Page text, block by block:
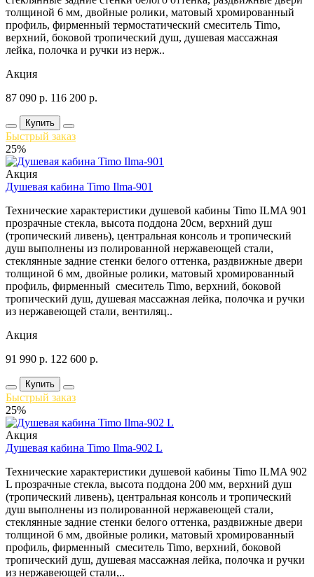
толщиной 6 мм, двойные ролики, матовый хромированный
профиль, фирменный термостатический смеситель Timo,
верхний, боковой тропический душ, душевая массажная
лейка, полочка и ручки из нерж..
Акция
87 090 р. 116 200 р.
Купить
Быстрый заказ
25%
Акция
Душевая кабина Timo Ilma-901
Технические характеристики душевой кабины Timo ILMA 901
прозрачные стекла, высота поддона 20см, верхний душ
(тропический ливень), центральная консоль и тропический
душ выполнены из полированной нержавеющей стали,
стеклянные задние стенки белого оттенка, раздвижные двери
толщиной 6 мм, двойные ролики, матовый хромированный
профиль, фирменный смеситель Timo, верхний, боковой
тропический душ, душевая массажная лейка, полочка и ручки
из нержавеющей стали, вентиляц..
Акция
91 990 р. 122 600 р.
Купить
Быстрый заказ
25%
Акция
Душевая кабина Timo Ilma-902 L
Технические характеристики душевой кабины Timo ILMA 902
L прозрачные стекла, высота поддона 200 мм, верхний душ
(тропический ливень), центральная консоль и тропический
душ выполнены из полированной нержавеющей стали,
стеклянные задние стенки белого оттенка, раздвижные двери
толщиной 6 мм, двойные ролики, матовый хромированный
профиль, фирменный смеситель Timo, верхний, боковой
тропический душ, душевая массажная лейка, полочка и ручки
из нержавеющей стали,..